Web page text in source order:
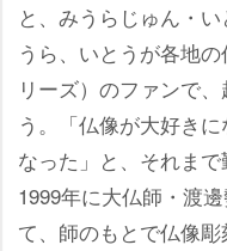
と、みうらじゅん・
うら、いとうが各地
リーズ）のファンで
う。「仏像が大好き
なった」と、それまで
1999年に大仏師・渡
て、師のもとで仏像